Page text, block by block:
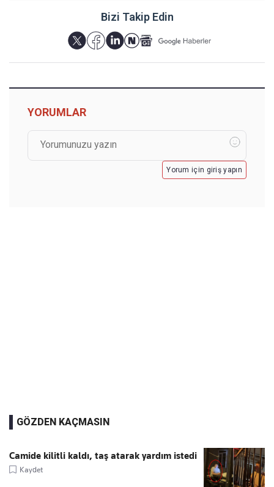
Bizi Takip Edin
YORUMLAR
Yorum için giriş yapın
GÖZDEN KAÇMASIN
Camide kilitli kaldı, taş atarak yardım istedi
Kaydet